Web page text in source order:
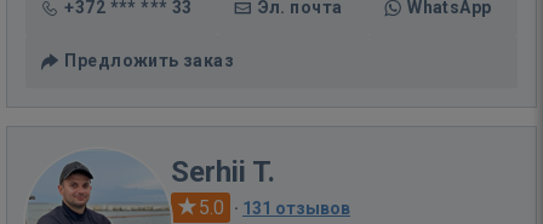
+372 *** *** 33 Эл. почта WhatsApp
Предложить заказ
Serhii T.
5.0 · 131 отзывов